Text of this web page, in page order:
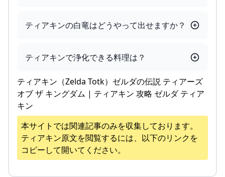
ティアキンの白竜はどうやって出せますか？
ティアキンで浄化できる料理は？
ティアキン（Zelda Totk）ゼルダの伝説 ティアーズ
オブ ザ キングダム | ティアキン 攻略 ゼルダ ティア
キン
本サイトでは関連記事のみを収集しております。
ティアキン原文を閲覧するには、以下のリンクを
コピーして開いてください。